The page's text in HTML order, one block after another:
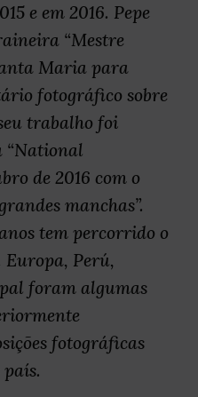
e em 2016. Pepe
“Mestre
Maria para
fotográfico sobre
trabalho foi
“National
de 2016 com o
manchas”.
tem percorrido o
Perú,
foram algumas
fotográficas